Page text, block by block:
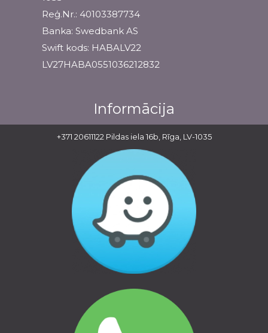
Reģ.Nr.: 40103387734
Banka: Swedbank AS
Swift kods: HABALV22
LV27HABA0551036212832
Informācija
Garantijas
Atteikums un atgriešana
Privātuma politika
THULE | AUTO BAGĀŽNIEKI
THULE | VELO TURĒTĀJI
+371 20611122Pildas iela 16b, Rīga, LV-1035